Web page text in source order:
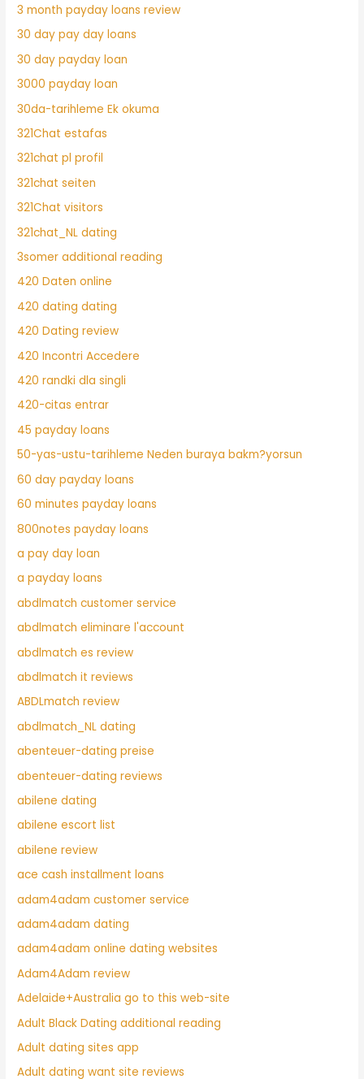
3 month payday loans review
30 day pay day loans
30 day payday loan
3000 payday loan
30da-tarihleme Ek okuma
321Chat estafas
321chat pl profil
321chat seiten
321Chat visitors
321chat_NL dating
3somer additional reading
420 Daten online
420 dating dating
420 Dating review
420 Incontri Accedere
420 randki dla singli
420-citas entrar
45 payday loans
50-yas-ustu-tarihleme Neden buraya bakm?yorsun
60 day payday loans
60 minutes payday loans
800notes payday loans
a pay day loan
a payday loans
abdlmatch customer service
abdlmatch eliminare l'account
abdlmatch es review
abdlmatch it reviews
ABDLmatch review
abdlmatch_NL dating
abenteuer-dating preise
abenteuer-dating reviews
abilene dating
abilene escort list
abilene review
ace cash installment loans
adam4adam customer service
adam4adam dating
adam4adam online dating websites
Adam4Adam review
Adelaide+Australia go to this web-site
Adult Black Dating additional reading
Adult dating sites app
Adult dating want site reviews